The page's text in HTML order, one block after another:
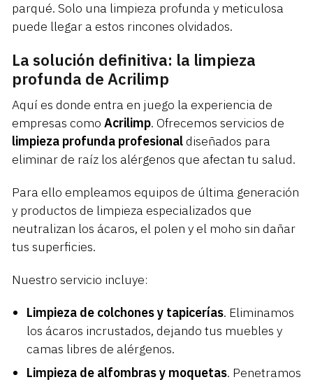
parqué. Solo una limpieza profunda y meticulosa
puede llegar a estos rincones olvidados.
La solución definitiva: la limpieza
profunda de Acrilimp
Aquí es donde entra en juego la experiencia de
empresas como Acrilimp. Ofrecemos servicios de
limpieza profunda profesionaldiseñados para
eliminar de raíz los alérgenos que afectan tu salud.
Para ello empleamos equipos de última generación
y productos de limpieza especializados que
neutralizan los ácaros, el polen y el moho sin dañar
tus superficies.
Nuestro servicio incluye:
Limpieza de colchones y tapicerías. Eliminamos
los ácaros incrustados, dejando tus muebles y
camas libres de alérgenos.
Limpieza de alfombras y moquetas. Penetramos